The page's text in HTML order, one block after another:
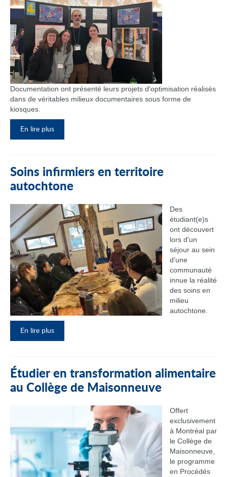
Documentation ont présenté leurs projets d'optimisation réalisés
dans de véritables milieux documentaires sous forme de
kiosques.
En lire plus
Soins infirmiers en territoire
autochtone
Des
étudiant(e)s
ont découvert
lors d'un
séjour au sein
d’une
communauté
innue la réalité
des soins en
milieu
autochtone.
En lire plus
Étudier en transformation alimentaire
au Collège de Maisonneuve
Offert
exclusivement
à Montréal par
le Collège de
Maisonneuve,
le programme
en Procédés